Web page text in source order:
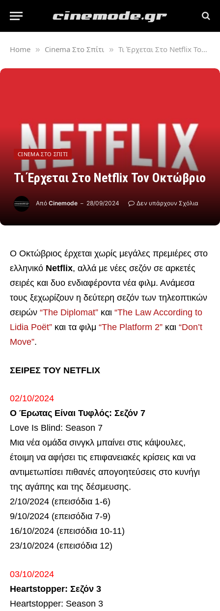
Home » Cinema Στο Σπίτι » Τι Έρχεται Στο Netflix Τον Οκτώβριο
CINEMA ΣΤΟ ΣΠΊΤΙ
Τι Έρχεται Στο Netflix Τον Οκτώβριο
Από Cinemode 28/09/2024 Δεν υπάρχουν Σχόλια
Ο Οκτώβριος έρχεται χωρίς μεγάλες πρεμιέρες στο
ελληνικό Netflix, αλλά με νέες σεζόν σε αρκετές
σειρές και δυο ενδιαφέροντα νέα φιλμ. Ανάμεσα
τους ξεχωρίζουν η δεύτερη σεζόν των τηλεοπτικών
σειρών “The Diplomat” και “The Law According to
Lidia Poët” και τα φιλμ “The Platform 2” και “Don’t
Move”.
ΣΕΙΡΕΣ ΤΟΥ NETFLIX
02/10/2024
Ο Έρωτας Είναι Τυφλός: Σεζόν 7
Love Is Blind: Season 7
Μια νέα ομάδα σινγκλ μπαίνει στις κάψουλες,
έτοιμη να αφήσει τις επιφανειακές κρίσεις και να
αντιμετωπίσει πιθανές απογοητεύσεις στο κυνήγι
της αγάπης και της δέσμευσης.
2/10/2024 (επεισόδια 1-6)
9/10/2024 (επεισόδια 7-9)
16/10/2024 (επεισόδια 10-11)
23/10/2024 (επεισόδια 12)
03/10/2024
Heartstopper: Σεζόν 3
Heartstopper: Season 3